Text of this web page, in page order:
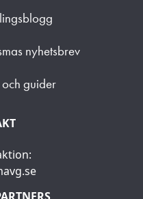
nyhetsbrev
guider